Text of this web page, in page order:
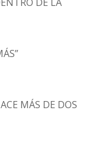
MÁS DE DOS